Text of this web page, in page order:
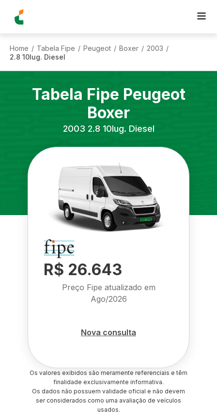
Home / Tabela Fipe / Peugeot / Boxer / 2003 /
2.8 10lug. Diesel
Tabela Fipe Peugeot
Boxer
2003 2.8 10lug. Diesel
R$ 26.643
Preço Fipe atualizado em
Ago/2026
Nova consulta
Os valores exibidos são meramente referenciais e têm
finalidade exclusivamente informativa.
Os dados não possuem validade oficial e não devem
ser considerados como uma avaliação de veículos
usados.